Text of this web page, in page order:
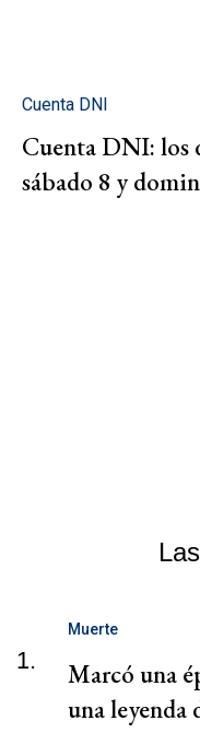
Cuenta DNI
Cuenta DNI: los
sábado 8 y
1.
Muerte
Marcó una
una leyenda